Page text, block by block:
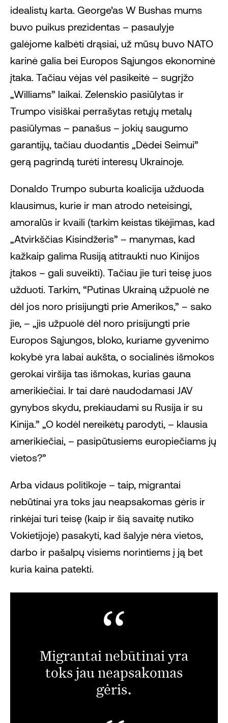
idealistų karta. George’as W Bushas mums
buvo puikus prezidentas – pasaulyje
galėjome kalbėti drąsiai, už mūsų buvo NATO
karinė galia bei Europos Sąjungos ekonominė
įtaka. Tačiau vėjas vėl pasikeitė – sugrįžo
„Williams” laikai. Zelenskio pasiūlytas ir
Trumpo visiškai perrašytas retųjų metalų
pasiūlymas – panašus – jokių saugumo
garantijų, tačiau duodantis „Dėdei Seimui”
gerą pagrindą turėti interesų Ukrainoje.
Donaldo Trumpo suburta koalicija užduoda
klausimus, kurie ir man atrodo neteisingi,
amoralūs ir kvaili (tarkim keistas tikėjimas, kad
„Atvirkščias Kisindžeris” – manymas, kad
kažkaip galima Rusiją atitraukti nuo Kinijos
įtakos – gali suveikti). Tačiau jie turi teisę juos
užduoti. Tarkim, “Putinas Ukrainą užpuolė ne
dėl jos noro prisijungti prie Amerikos,” – sako
jie, – „jis užpuolė dėl noro prisijungti prie
Europos Sąjungos, bloko, kuriame gyvenimo
kokybė yra labai aukšta, o socialinės išmokos
gerokai viršija tas išmokas, kurias gauna
amerikiečiai. Ir tai darė naudodamasi JAV
gynybos skydu, prekiaudami su Rusija ir su
Kinija.” „O kodėl nereikėtų parodyti, – klausia
amerikiečiai, – pasipūtusiems europiečiams jų
vietos?”
Arba vidaus politikoje – taip, migrantai
nebūtinai yra toks jau neapsakomas gėris ir
rinkėjai turi teisę (kaip ir šią savaitę nutiko
Vokietijoje) pasakyti, kad šalyje nėra vietos,
darbo ir pašalpų visiems norintiems į ją bet
kuria kaina patekti.
Migrantai nebūtinai yra
toks jau neapsakomas
gėris.